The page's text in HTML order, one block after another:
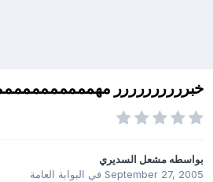
خبرررررررررر
بواسطه مشعل السديري
September 27, 2005في البوابة العامة